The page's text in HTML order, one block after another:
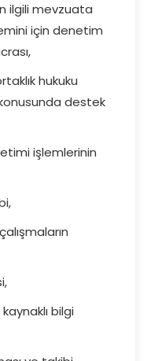
ilgili mevzuata
için denetim
hukuku
destek
işlemlerinin
bilgi